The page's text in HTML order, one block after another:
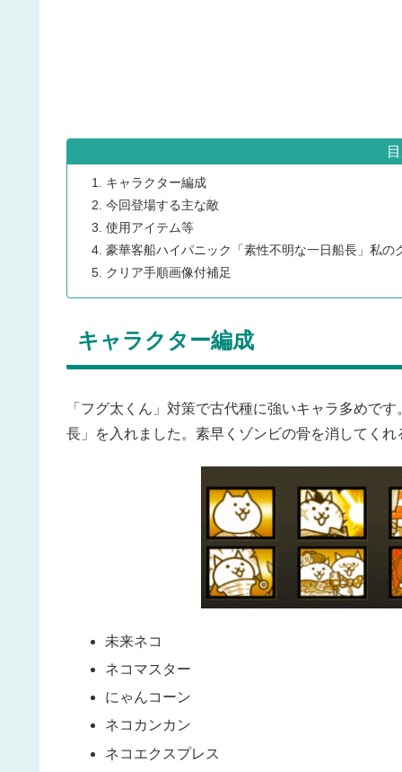
キャラクター編成
今回登場する主な敵
使用アイテム等
豪華客船ハイパニック「素性不明な一日船長」私の
クリア手順画像付補足
キャラクター編成
「フグ太くん」対策で古代種に強いキャラ多めで
長」を入れました。素早くゾンビの骨を消してくれ
未来ネコ
ネコマスター
にゃんコーン
ネコカンカン
ネコエクスプレス